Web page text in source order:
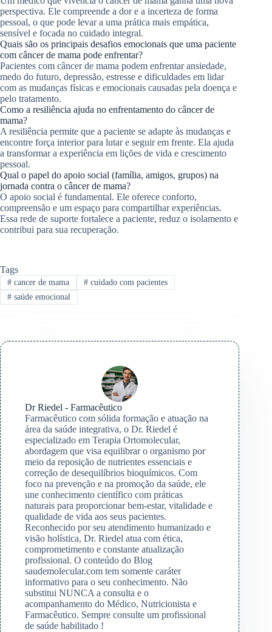
perspectiva. Ele compreende a dor e a incerteza de forma
pessoal, o que pode levar a uma prática mais empática,
sensível e focada no cuidado integral.
Quais são os principais desafios emocionais que uma paciente
com câncer de mama pode enfrentar?
Pacientes com câncer de mama podem enfrentar ansiedade,
medo do futuro, depressão, estresse e dificuldades em lidar
com as mudanças físicas e emocionais causadas pela doença e
pelo tratamento.
Como a resiliência ajuda no enfrentamento do câncer de
mama?
A resiliência permite que a paciente se adapte às mudanças e
encontre força interior para lutar e seguir em frente. Ela ajuda
a transformar a experiência em lições de vida e crescimento
pessoal.
Qual o papel do apoio social (família, amigos, grupos) na
jornada contra o câncer de mama?
O apoio social é fundamental. Ele oferece conforto,
compreensão e um espaço para compartilhar experiências.
Essa rede de suporte fortalece a paciente, reduz o isolamento e
contribui para sua recuperação.
Tags
#cancer de mama #cuidado com pacientes
#saúde emocional
Dr Riedel - Farmacêutico
Farmacêutico com sólida formação e atuação na
área da saúde integrativa, o Dr. Riedel é
especializado em Terapia Ortomolecular,
abordagem que visa equilibrar o organismo por
meio da reposição de nutrientes essenciais e
correção de desequilíbrios bioquímicos. Com
foco na prevenção e na promoção da saúde, ele
une conhecimento científico com práticas
naturais para proporcionar bem-estar, vitalidade e
qualidade de vida aos seus pacientes.
Reconhecido por seu atendimento humanizado e
visão holística, Dr. Riedel atua com ética,
comprometimento e constante atualização
profissional. O conteúdo do Blog
saudemolecular.com tem somente caráter
informativo para o seu conhecimento. Não
substitui NUNCA a consulta e o
acompanhamento do Médico, Nutricionista e
Farmacêutico. Sempre consulte um profissional
de saúde habilitado !